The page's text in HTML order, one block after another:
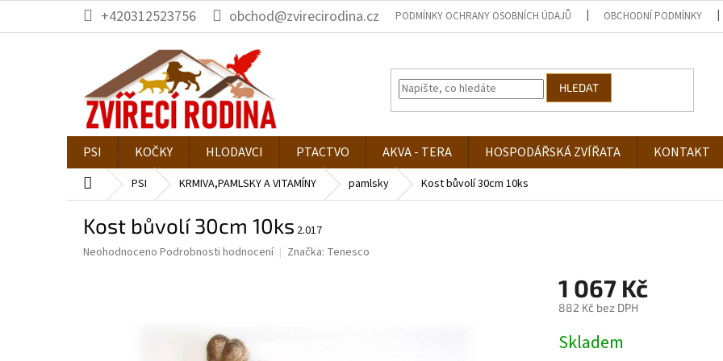
obsah
+420312523756 obchod@zvirecirodina.cz PODMÍNKY OCHRANY OSOBNÍCH ÚDAJŮ OBCHODNÍ PODMÍNKY
HLEDAT
PSI KOČKY HLODAVCI PTACTVO AKVA - TERA HOSPODÁŘSKÁ ZVÍŘATA KONTAKT
Domů PSI KRMIVA,PAMLSKY A VITAMÍNY pamlsky Kost bůvolí 30cm 10ks
Kost bůvolí 30cm 10ks 2.017
Průměrné
Neohodnoceno Podrobnosti hodnocení Značka: Tenesco
1 067 Kč
882 Kč bez DPH
cena:
Skladem